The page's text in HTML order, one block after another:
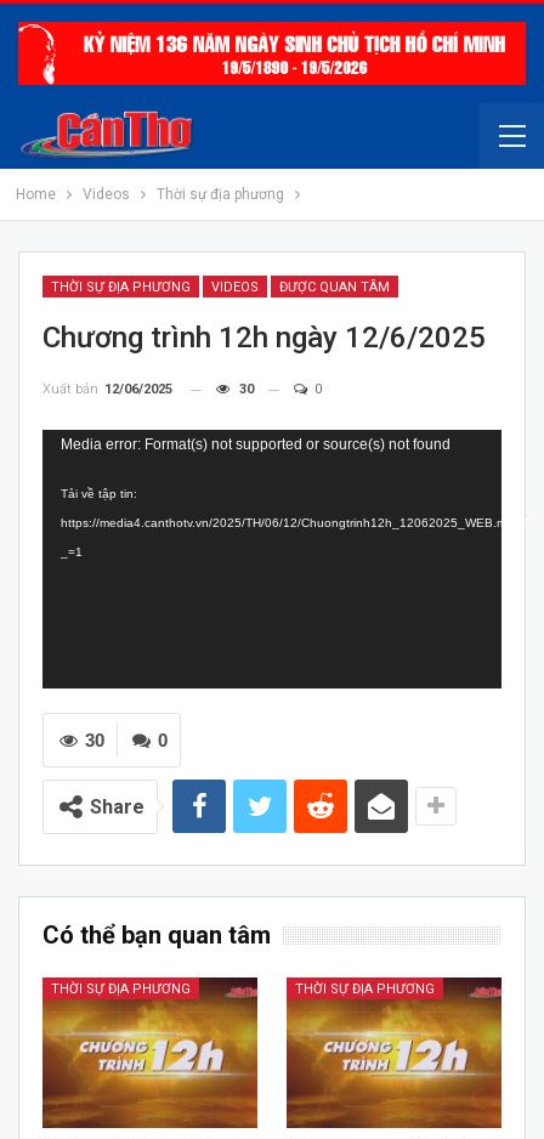
Home Videos Thời sự địa phương
THỜI SỰ ĐỊA PHƯƠNG VIDEOS ĐƯỢC QUAN TÂM
Chương trình 12h ngày 12/6/2025
Xuất bản 12/06/2025 30 0
Trình
Video
Media error: Format(s) not supported or source(s) not found
Tải về tập tin:
https://media4.canthotv.vn/2025/TH/06/12/Chuongtrinh12h_12062025_WEB.mp4?
_=1
0
30
Share
Có thể bạn quan tâm
THỜI SỰ ĐỊA PHƯƠNG THỜI SỰ ĐỊA PHƯƠNG